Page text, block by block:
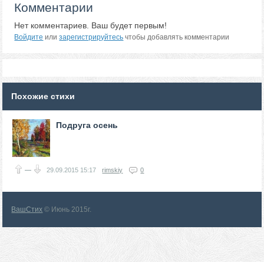
Комментарии
Нет комментариев. Ваш будет первым!
Войдите илизарегистрируйтесь чтобы добавлять комментарии
Похожие стихи
Подруга осень
— 29.09.2015 15:17 rimskiy 0
ВашСтих © Июнь 2015г.